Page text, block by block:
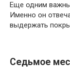
Еще одним
Именно он
выдержать
Седьмое